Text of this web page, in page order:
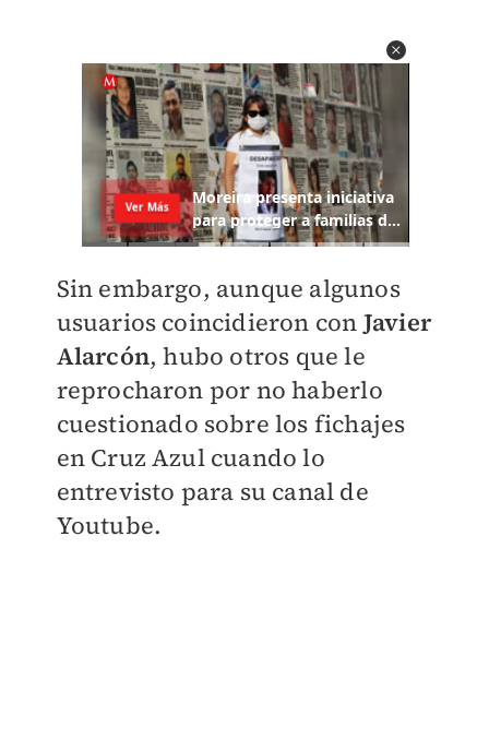
Sin embargo, aunque algunos
usuarios coincidieron con Javier
Alarcón, hubo otros que le
reprocharon por no haberlo
cuestionado sobre los fichajes
en Cruz Azul cuando lo
entrevisto para su canal de
Youtube.